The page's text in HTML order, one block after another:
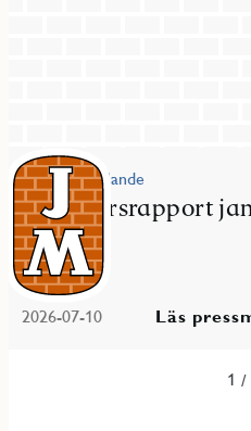
Pressmeddelande
JM delårsrapport
2026
2026-07-10 Läs
1
2
3
4
5
6
7
8
9
10 /